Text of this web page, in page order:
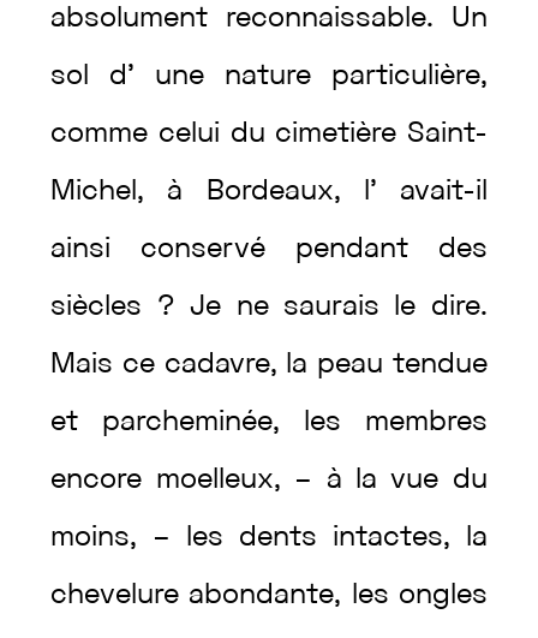
absolument reconnaissable. Un
sol d’ une nature particulière,
comme celui du cimetière Saint-
Michel , à Bordeaux, l’ avait-il
ainsi conservé pendant des
siècles ?Je ne saurais le dire.
Mais ce cadavre, la peau tendue
et parcheminée, les membres
encore moelleux, – à lavue du
moins, – les dents intactes, la
chevelure abondante, les ongles